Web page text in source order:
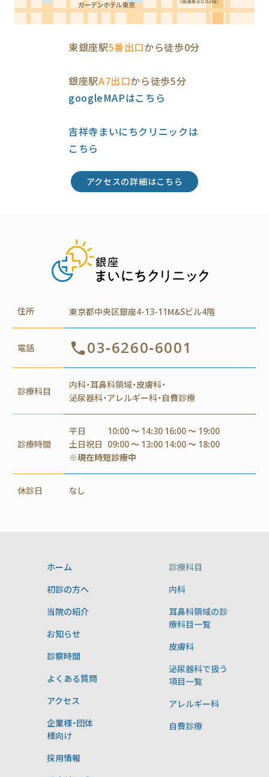
東銀座駅5番出口から徒歩0分
銀座駅A7出口から徒歩5分
googleMAPはこちら
吉祥寺まいにちクリニックは
こちら
アクセスの詳細はこちら
住所 東京都中央区銀座4-13-11M&Sビル4階
電話 03-6260-6001
診療科目
内科・耳鼻科領域・皮膚科・
泌尿器科・アレルギー科・自費診療
診療時間
平日
10:00 ～ 14:30 16:00 ～ 19:00
土日祝日 09:00 ～ 13:00 14:00 ～ 18:00
※現在時短診療中
休診日 なし
ホーム
初診の方へ
当院の紹介
お知らせ
診察時間
よくある質問
アクセス
企業様・団体
様向け
採用情報
診療科目
内科
耳鼻科領域の診
療科目一覧
皮膚科
泌尿器科で扱う
項目一覧
アレルギー科
自費診療